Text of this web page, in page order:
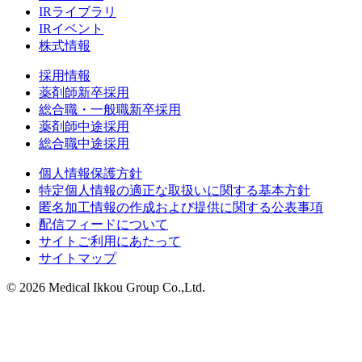
IRライブラリ
IRイベント
株式情報
採用情報
薬剤師新卒採用
総合職・一般職新卒採用
薬剤師中途採用
総合職中途採用
個人情報保護方針
特定個人情報の適正な取扱いに関する基本方針
匿名加工情報の作成および提供に関する公表事項
配信フィードについて
サイトご利用にあたって
サイトマップ
© 2026 Medical Ikkou Group Co.,Ltd.